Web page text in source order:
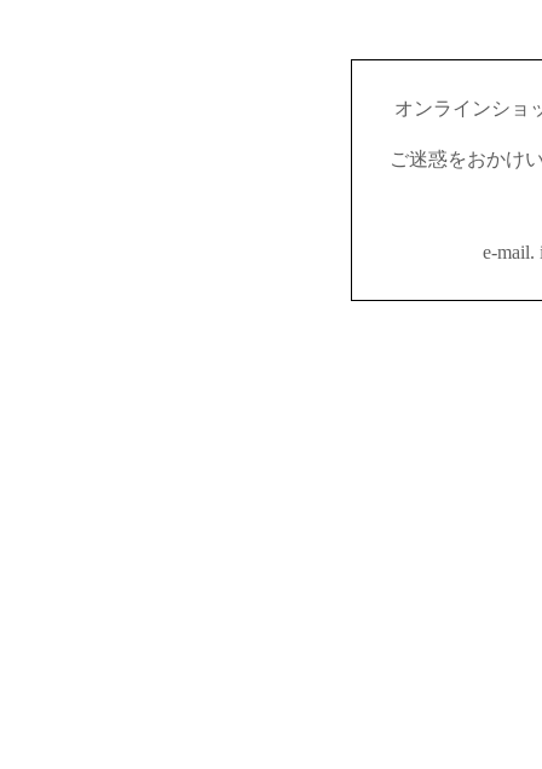
オンラインショ
ご迷惑をおかけ
e-mail.